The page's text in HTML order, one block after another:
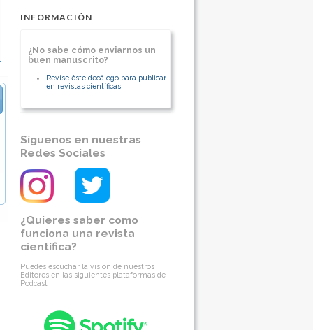
INFORMACIÓN
¿No sabe cómo enviarnos un
buen manuscrito?
Revise éste decálogo para publicar
en revistas científicas
Síguenos en nuestras
Redes Sociales
¿Quieres saber como
funciona una revista
científica?
Puedes escuchar la visión de nuestros
Editores en las siguientes plataformas de
Podcast